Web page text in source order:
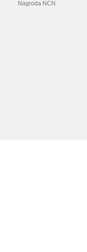
Nagroda NCN